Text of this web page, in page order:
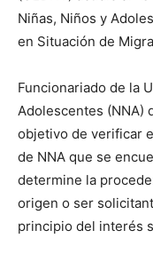
Niñas, Niños y
en Situación de
Funcionariado de la
Adolescentes (NNA)
objetivo de verificar
de NNA que se
determine la
origen o ser
principio del interés